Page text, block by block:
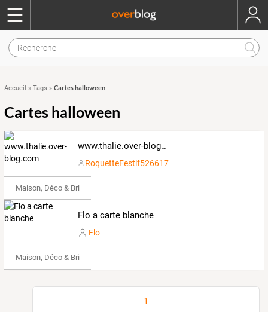
Accueil » Tags » Cartes halloween
Cartes halloween
www.thalie.over-blog.com
RoquetteFestif526617
Maison, Déco & Bricolage
Flo a carte blanche
Flo
Maison, Déco & Bricolage
1